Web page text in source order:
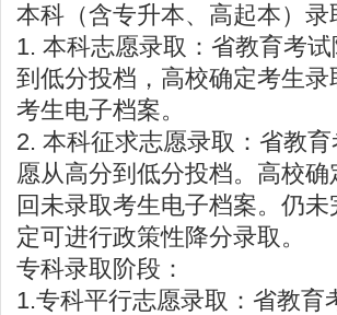
本科（含专升本、高起本）录
1. 本科志愿录取：省教育考
到低分投档，高校确定考生
考生电子档案。
2. 本科征求志愿录取：省教
愿从高分到低分投档。高校
回未录取考生电子档案。仍
定可进行政策性降分录取。
专科录取阶段：
1.专科平行志愿录取：省教育